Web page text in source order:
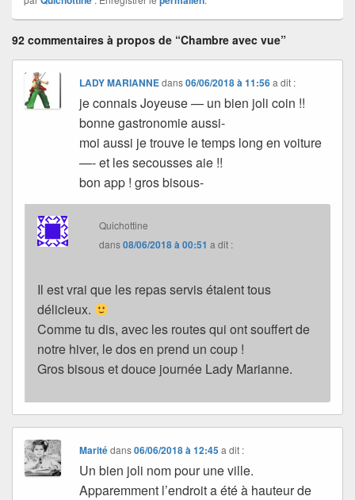
92 commentaires à propos de “Chambre avec vue”
LADY MARIANNEdans06/06/2018 à 11:56 a dit :
je connais Joyeuse — un bien joli coin !!
bonne gastronomie aussi-
moi aussi je trouve le temps long en voiture
—- et les secousses aie !!
bon app ! gros bisous-
Quichottine
dans08/06/2018 à 00:51 a dit :
Il est vrai que les repas servis étaient tous
délicieux.
Comme tu dis, avec les routes qui ont souffert de
notre hiver, le dos en prend un coup !
Gros bisous et douce journée Lady Marianne.
Maritédans06/06/2018 à 12:45 a dit :
Un bien joli nom pour une ville.
Apparemment l’endroit a été à hauteur de